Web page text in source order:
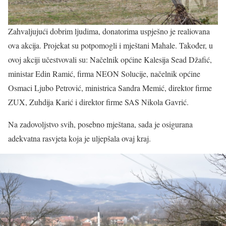
Zahvaljujući dobrim ljudima, donatorima uspješno je realiovana
ova akcija. Projekat su potpomogli i mještani Mahale. Također, u
ovoj akciji učestvovali su: Načelnik općine Kalesija Sead Džafić,
ministar Edin Ramić, firma NEON Solucije, načelnik općine
Osmaci Ljubo Petrović, ministrica Sandra Memić, direktor firme
ZUX, Zuhdija Karić i direktor firme SAS Nikola Gavrić.
Na zadovoljstvo svih, posebno mještana, sada je osigurana
adekvatna rasvjeta koja je uljepšala ovaj kraj.